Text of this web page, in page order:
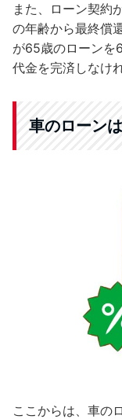
また、ローン契約
の年齢から最終償
が65歳のローンを
代金を完済しなけ
車のローン
ここからは、車の